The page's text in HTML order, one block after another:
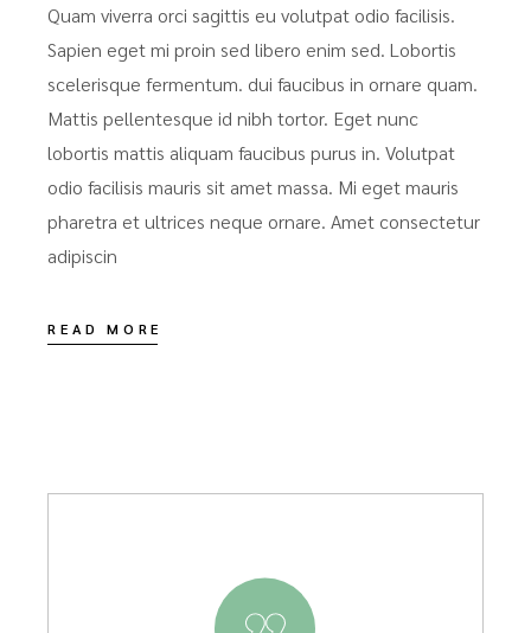
Quam viverra orci sagittis eu volutpat odio facilisis.
Sapien eget mi proin sed libero enim sed. Lobortis
scelerisque fermentum. dui faucibus in ornare quam.
Mattis pellentesque id nibh tortor. Eget nunc
lobortis mattis aliquam faucibus purus in. Volutpat
odio facilisis mauris sit amet massa. Mi eget mauris
pharetra et ultrices neque ornare. Amet consectetur
adipiscin
READ MORE